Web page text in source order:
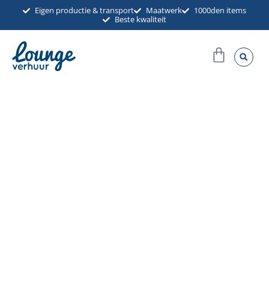
inhoud
Eigen productie & transport Maatwerk
1000den items
Beste kwaliteit